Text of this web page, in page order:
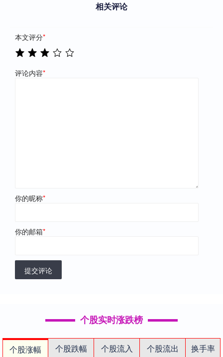
相关评论
本文评分*
评论内容*
你的昵称*
你的邮箱*
提交评论
个股实时涨跌榜
个股涨幅 个股跌幅 个股流入 个股流出
换手率